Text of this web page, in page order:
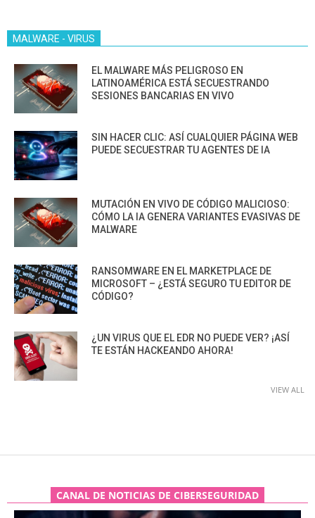
MALWARE - VIRUS
EL MALWARE MÁS PELIGROSO EN
LATINOAMÉRICA ESTÁ SECUESTRANDO
SESIONES BANCARIAS EN VIVO
SIN HACER CLIC: ASÍ CUALQUIER PÁGINA WEB
PUEDE SECUESTRAR TU AGENTES DE IA
MUTACIÓN EN VIVO DE CÓDIGO MALICIOSO:
CÓMO LA IA GENERA VARIANTES EVASIVAS DE
MALWARE
RANSOMWARE EN EL MARKETPLACE DE
MICROSOFT – ¿ESTÁ SEGURO TU EDITOR DE
CÓDIGO?
¿UN VIRUS QUE EL EDR NO PUEDE VER? ¡ASÍ
TE ESTÁN HACKEANDO AHORA!
VIEW ALL
CANAL DE NOTICIAS DE CIBERSEGURIDAD